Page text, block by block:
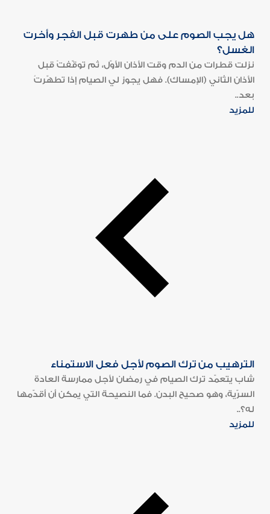
هل يجب الصوم على من طهرت قبل الفجر وأخرت
الغسل؟
نزلت قطرات من الدم وقت الأذان الأوّل، ثم توقّفتْ قبل
الأذان الثاني (الإمساك). فهل يجوز لي الصيام إذا تطهّرتُ
بعد..
للمزيد
الترهيب من ترك الصوم لأجل فعل الاستمناء
شاب يتعمّد ترك الصيام في رمضان لأجل ممارسة العادة
السرّية، وهو صحيح البدن. فما النصيحة التي يمكن أن أقدّمها
له؟..
للمزيد